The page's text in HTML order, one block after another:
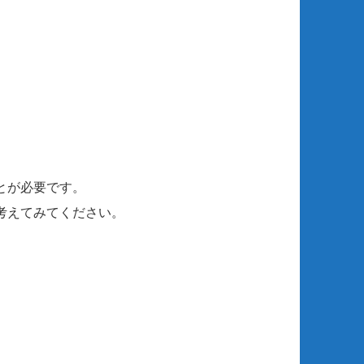
必要です。
てみてください。